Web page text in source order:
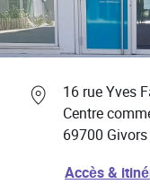
Professionnels de
16 rue Yves
Centre
69700 Givors
Link Opens in
Accès &